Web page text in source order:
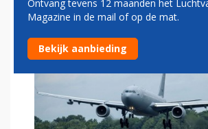
Ontvang tevens 12 maanden het
Magazine in de mail of op de mat.
Bekijk aanbieding